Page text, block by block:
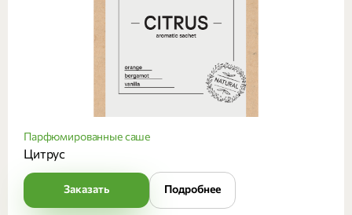
Парфюмированные саше
Цитрус
Заказать Подробнее